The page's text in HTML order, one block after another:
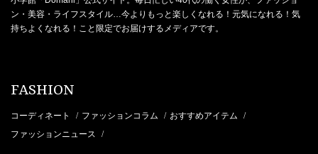
ン・美容・ライフスタイル…今よりもっと楽しくなれる！元気になれる！気
持ちよくなれる！こと限定でお届けするメディアです。
FASHION
コーディネート / ファッションコラム / おすすめアイテム /
ファッションニュース /